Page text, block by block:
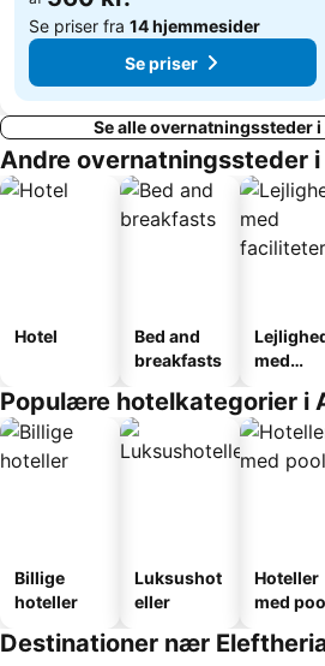
Se priser fra 14 hjemmesider
Se priser
Se alle overnatningssteder
Andre overnatningssteder i
Hotel
Bed and
breakfasts
med
Populære hotelkategorier i
Billige
hoteller
Luksushot
eller
Hoteller
med
Destinationer nær